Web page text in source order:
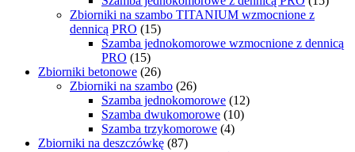
Zbiorniki na szambo TITANIUM wzmocnione z
dennicą PRO (15)
Szamba jednokomorowe wzmocnione z dennicą
PRO (15)
Zbiorniki betonowe (26)
Zbiorniki na szambo (26)
Szamba jednokomorowe (12)
Szamba dwukomorowe (10)
Szamba trzykomorowe (4)
Zbiorniki na deszczówkę (87)